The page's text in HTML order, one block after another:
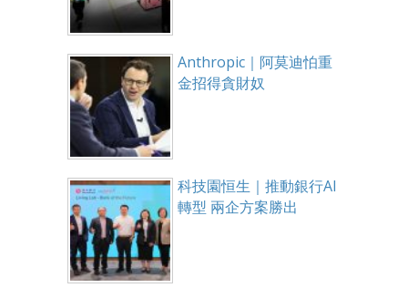
Anthropic｜阿莫迪怕重
金招得貪財奴
科技園恒生｜推動銀行AI
轉型 兩企方案勝出